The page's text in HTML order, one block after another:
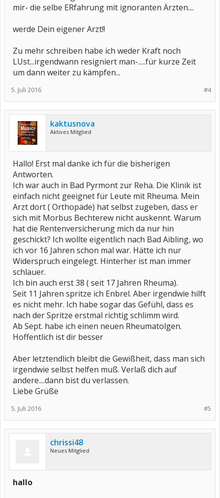
mir- die selbe ERfahrung mit ignoranten Ärzten....
werde Dein eigener Arzt!!
Zu mehr schreiben habe ich weder Kraft noch
LUst...irgendwann resigniert man-.....für kurze Zeit
um dann weiter zu kämpfen...
#4
5. Juli 2016
kaktusnova
Aktives Mitglied
Hallo! Erst mal danke ich für die bisherigen
Antworten.
Ich war auch in Bad Pyrmont zur Reha. Die Klinik ist
einfach nicht geeignet für Leute mit Rheuma. Mein
Arzt dort ( Orthopäde) hat selbst zugeben, dass er
sich mit Morbus Bechterew nicht auskennt. Warum
hat die Rentenversicherung mich da nur hin
geschickt? Ich wollte eigentlich nach Bad Aibling, wo
ich vor 16 Jahren schon mal war. Hätte ich nur
Widerspruch eingelegt. Hinterher ist man immer
schlauer.
Ich bin auch erst 38 ( seit 17 Jahren Rheuma).
Seit 11 Jahren spritze ich Enbrel. Aber irgendwie hilft
es nicht mehr. Ich habe sogar das Gefühl, dass es
nach der Spritze erstmal richtig schlimm wird.
Ab Sept. habe ich einen neuen Rheumatolgen.
Hoffentlich ist dir besser
Aber letztendlich bleibt die Gewißheit, dass man sich
irgendwie selbst helfen muß. Verlaß dich auf
andere....dann bist du verlassen.
Liebe Grüße
#5
5. Juli 2016
chrissi48
Neues Mitglied
hallo